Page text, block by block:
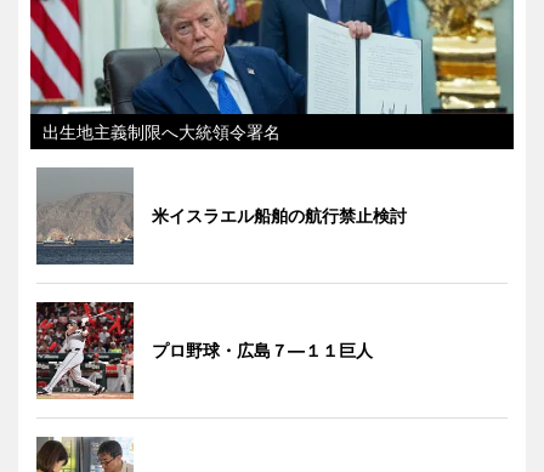
出生地主義制限へ大統領令署名
米イスラエル船舶の航行禁止検討
プロ野球・広島７―１１巨人